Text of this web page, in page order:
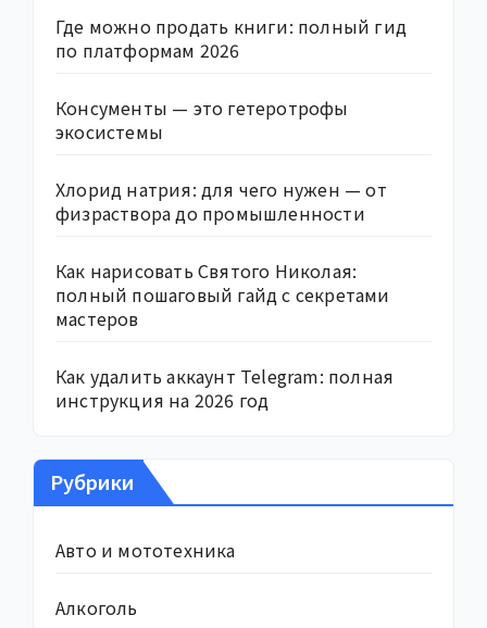
Где можно продать книги: полный гид
по платформам 2026
Консументы — это гетеротрофы
экосистемы
Хлорид натрия: для чего нужен — от
физраствора до промышленности
Как нарисовать Святого Николая:
полный пошаговый гайд с секретами
мастеров
Как удалить аккаунт Telegram: полная
инструкция на 2026 год
Рубрики
Авто и мототехника
Алкоголь